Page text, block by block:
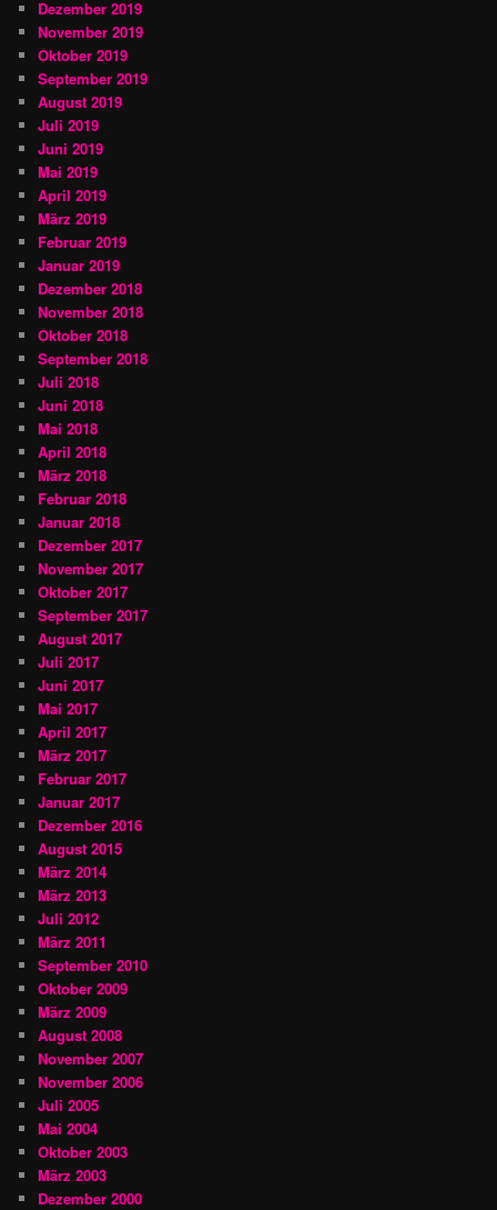
Dezember 2019
November 2019
Oktober 2019
September 2019
August 2019
Juli 2019
Juni 2019
Mai 2019
April 2019
März 2019
Februar 2019
Januar 2019
Dezember 2018
November 2018
Oktober 2018
September 2018
Juli 2018
Juni 2018
Mai 2018
April 2018
März 2018
Februar 2018
Januar 2018
Dezember 2017
November 2017
Oktober 2017
September 2017
August 2017
Juli 2017
Juni 2017
Mai 2017
April 2017
März 2017
Februar 2017
Januar 2017
Dezember 2016
August 2015
März 2014
März 2013
Juli 2012
März 2011
September 2010
Oktober 2009
März 2009
August 2008
November 2007
November 2006
Juli 2005
Mai 2004
Oktober 2003
März 2003
Dezember 2000